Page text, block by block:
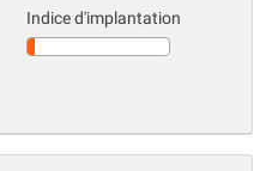
Indice d'implantation